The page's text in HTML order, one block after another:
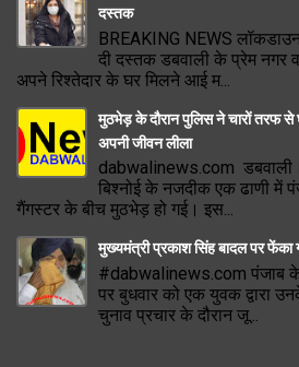
दस्तक
BREAKING NEWS
दी दस्तक डबवाली के प्रेम नगर
अपने रिश्तेदार के घर मिलने आई म...
मुठभेड़ के दौरान पुलिस ने चारों तरफ से
अपनी जीवन लीला
dabwalinews.com
बिश्नोई के नजदीक एक ढाणी में
गैंगस्टर के बीच मुठभेड़ हो गई। इस...
मुख्यमंत्री प्रकाश सिंह बादल पर फेंका
#dabwalinews.com पंजाब
पर बुधवार को एक युवक द्वारा
चुनाव प्रचार के दौरान जू...